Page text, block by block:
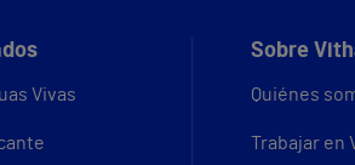
Vivas
Sobre
Quiénes
Trabajar en